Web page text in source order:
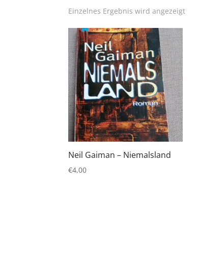
Einzelnes Ergebnis wird angezeigt
Neil Gaiman – Niemalsland
€4,00